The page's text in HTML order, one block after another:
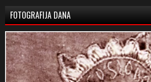
FOTOGRAFIJA DANA